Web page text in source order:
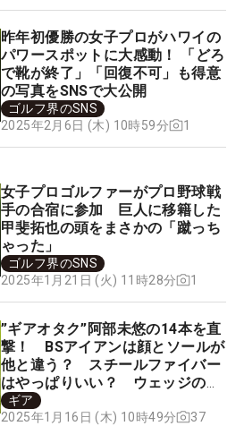
昨年初優勝の女子プロがハワイの
パワースポットに大感動！ 「どろ
で靴が終了」「回復不可」も得意
の写真をSNSで大公開
ゴルフ界のSNS
2025年2月6日 (木) 10時59分
1
女子プロゴルファーがプロ野球戦
手の合宿に参加 巨人に移籍した
甲斐拓也の頭をまさかの「蹴っち
ゃった」
ゴルフ界のSNS
2025年1月21日 (火) 11時28分
1
”ギアオタク”阿部未悠の14本を直
撃！ BSアイアンは顔とソールが
他と違う？ スチールファイバー
はやっぱりいい？ ウェッジの顔
に求めるのは”真っすぐ”？
ギア
2025年1月16日 (木) 10時49分
37